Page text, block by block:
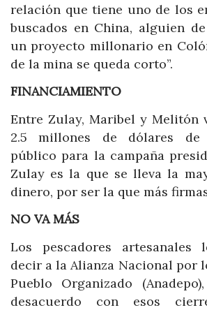
relación que tiene uno de los
buscados en China, alguien
un proyecto millonario en
de la mina se queda corto”.
FINANCIAMIENTO
Entre Zulay, Maribel y Melitón
2.5 millones de dólares de
público para la campaña
Zulay es la que se lleva la
dinero, por ser la que más
NO VA MÁS
Los pescadores artesanales
decir a la Alianza Nacional por
Pueblo Organizado
desacuerdo con esos